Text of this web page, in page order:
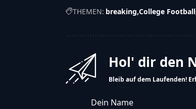
THEMEN: breaking College Football
Hol' dir den
Bleib auf dem Laufenden!
Dein Name